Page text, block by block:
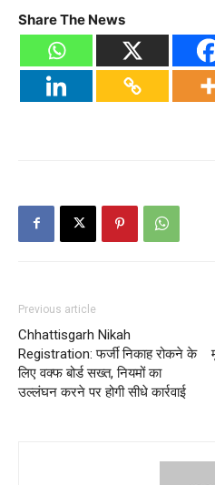
Share The News
Previous article
Chhattisgarh Nikah
Registration: फर्जी निकाह रोकने के
लिए वक्फ बोर्ड सख्त, नियमों का
उल्लंघन करने पर होगी सीधे कार्रवाई